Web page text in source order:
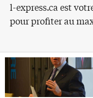
l-express.ca est
pour profiter au